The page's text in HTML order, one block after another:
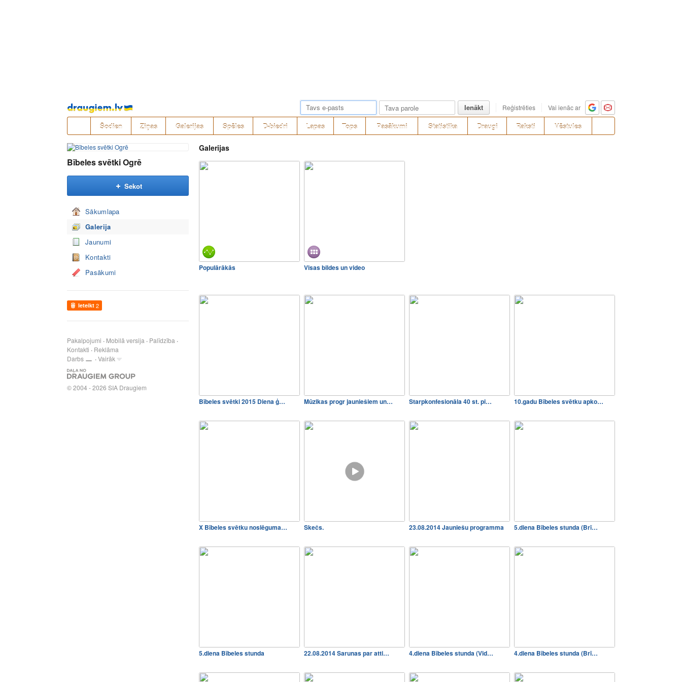
Pāriet
uz
saturu
Ienākt Reģistrēties Vai ienāc ar
Šodien Ziņas Galerijas Spēles D-biedri Lapas Tops Pasākumi Statistika Draugi Raksti Vēstules
Bībeles svētki Ogrē
Sekot
Sākumlapa
Galerija
Jaunumi
Kontakti
Pasākumi
Ieteikt 2
Pakalpojumi Mobilā versija
Palīdzība
Kontakti
Reklāma
Darbs
Vairāk
© 2004 - 2026 SIA Draugiem
Galerijas
Populārākās Visas bildes un video
Bībeles svētki 2015 Diena ģ… Mūzikas progr jauniešiem un… Starpkonfesionāla 40 st. pi… 10.gadu Bībeles svētku apko…
X Bībeles svētku noslēguma… Skečs. 23.08.2014 Jauniešu programma 5.diena Bībeles stunda (Brī…
5.diena Bībeles stunda 22.08.2014 Sarunas par atti… 4.diena Bībeles stunda (Vid… 4.diena Bībeles stunda (Brī…